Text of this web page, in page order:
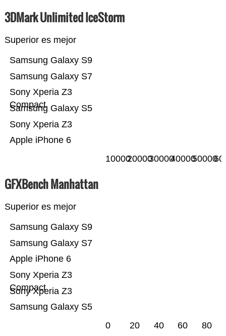
3DMark Unlimited IceStorm
Superior es mejor
Apple iPhone 6
Sony Xperia Z3
Samsung Galaxy S5
Sony Xperia Z3
Compact
Samsung Galaxy S7
Samsung Galaxy S9
1000020000300004000050000
GFXBench Manhattan
Superior es mejor
Samsung Galaxy S5
Sony Xperia Z3
Sony Xperia Z3
Compact
Apple iPhone 6
Samsung Galaxy S7
Samsung Galaxy S9
0 20 40 60 80